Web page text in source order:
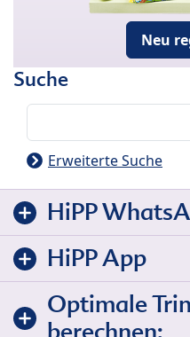
Neu
Suche
Erweiterte Suche
HiPP
HiPP App
Optimale